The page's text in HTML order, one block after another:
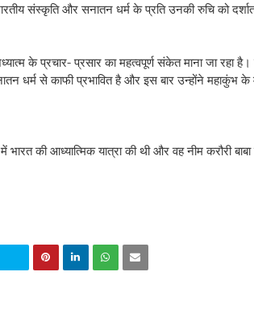
संस्कृति और सनातन धर्म के प्रति उनकी रुचि को
के प्रचार- प्रसार का महत्वपूर्ण संकेत माना जा रहा है।
धर्म से काफी प्रभावित है और इस बार उन्होंने
की आध्यात्मिक यात्रा की थी और वह नीम करौरी